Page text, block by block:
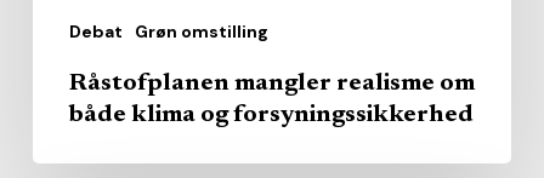
Debat Grøn omstilling
Råstofplanen mangler realisme om
både klima og forsyningssikkerhed